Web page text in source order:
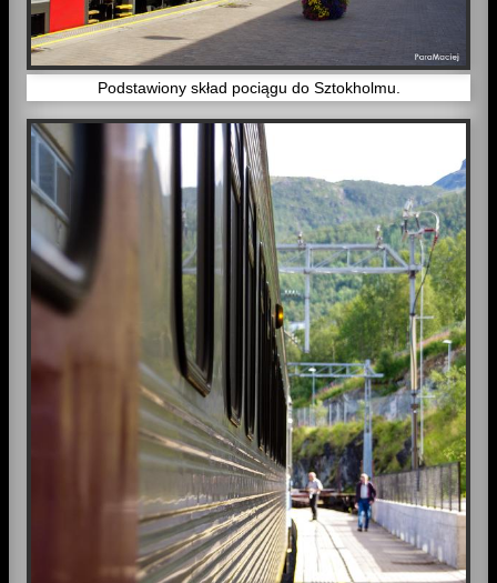
Podstawiony skład pociągu do Sztokholmu.